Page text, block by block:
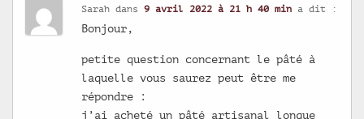
Sarah dans9 avril 2022 à 21 h 40 min a dit :
Bonjour,
petite question concernant le pâté à
laquelle vous saurez peut être me
répondre :
j’ai acheté un pâté artisanal longue